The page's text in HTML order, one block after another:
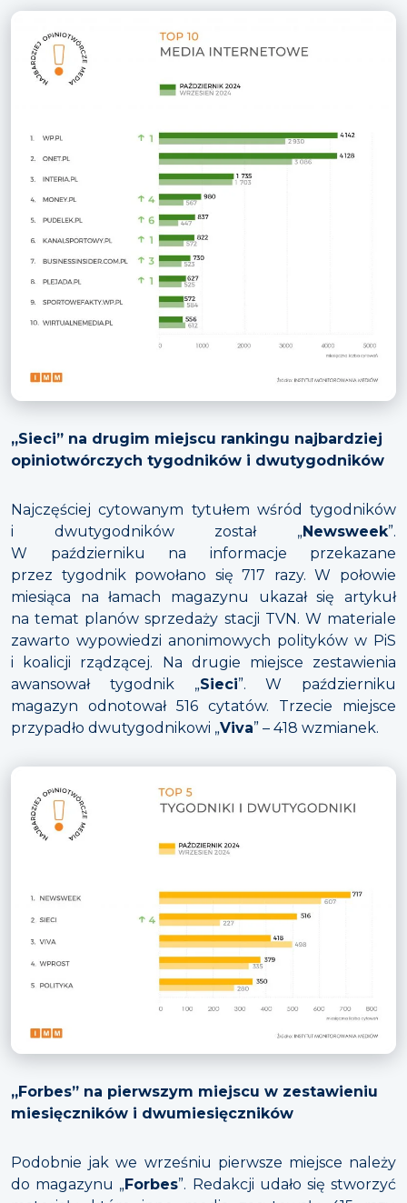
„Sieci” na drugim miejscu rankingu najbardziej
opiniotwórczych tygodników i dwutygodników
Najczęściej cytowanym tytułem wśród tygodników
i dwutygodników został „Newsweek”.
W październiku na informacje przekazane
przez tygodnik powołano się 717 razy. W połowie
miesiąca na łamach magazynu ukazał się artykuł
na temat planów sprzedaży stacji TVN. W materiale
zawarto wypowiedzi anonimowych polityków w PiS
i koalicji rządzącej. Na drugie miejsce zestawienia
awansował tygodnik „Sieci”. W październiku
magazyn odnotował 516 cytatów. Trzecie miejsce
przypadło dwutygodnikowi „Viva” – 418 wzmianek.
„Forbes” na pierwszym miejscu w zestawieniu
miesięczników i dwumiesięczników
Podobnie jak we wrześniu pierwsze miejsce należy
do magazynu „Forbes”. Redakcji udało się stworzyć